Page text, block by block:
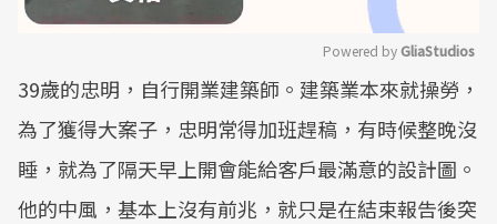
Mute
Powered by GliaStudios
39歲的忠明，自行開業建築師。建築業本來就操勞，
為了獲得大案子，忠明常得加班趕稿，有時候整晚沒
睡，就為了隔天早上開會能給客戶最滿意的設計圖。
他的中風，基本上沒有前兆，就只是在結束報告後突